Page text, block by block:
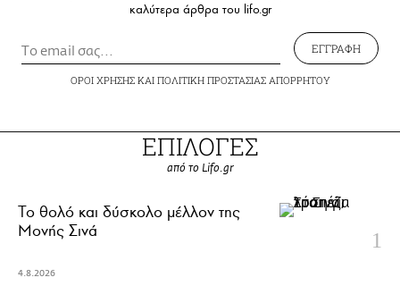
καλύτερα άρθρα του lifo.gr
ΕΓΓΡΑΦΗ
ΟΡΟΙ ΧΡΗΣΗΣΚΑΙ ΠΟΛΙΤΙΚΗ ΠΡΟΣΤΑΣΙΑΣ ΑΠΟΡΡΗΤΟΥ
ΕΠΙΛΟΓΕΣ
από το Lifo.gr
Το θολό και δύσκολο μέλλον της
Μονής Σινά
4.8.2026